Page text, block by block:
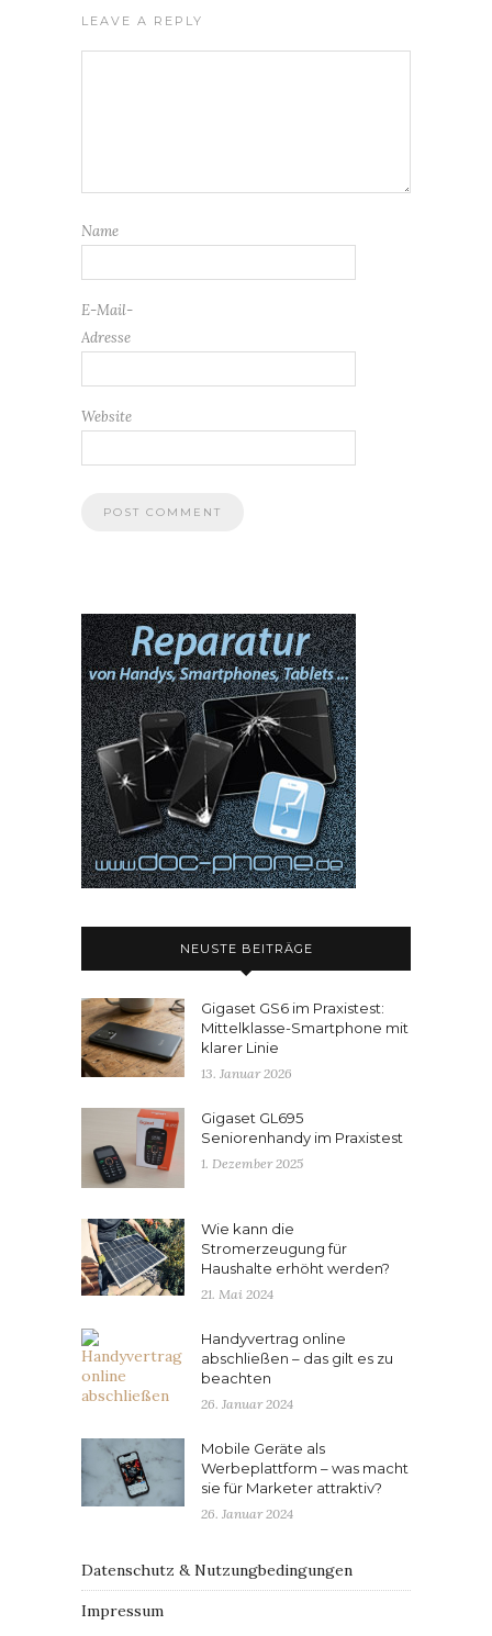
LEAVE A REPLY
Name
E-Mail-
Adresse
Website
NEUSTE BEITRÄGE
Gigaset GS6 im Praxistest:
Mittelklasse-Smartphone mit
klarer Linie
13. Januar 2026
Gigaset GL695
Seniorenhandy im Praxistest
1. Dezember 2025
Wie kann die
Stromerzeugung für
Haushalte erhöht werden?
21. Mai 2024
Handyvertrag online
abschließen – das gilt es zu
beachten
26. Januar 2024
Mobile Geräte als
Werbeplattform – was macht
sie für Marketer attraktiv?
26. Januar 2024
Datenschutz & Nutzungbedingungen
Impressum